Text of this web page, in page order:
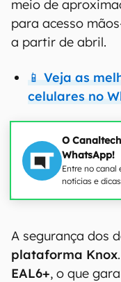
meio de
para acesso
a partir de abril.
📱 Veja as
celulares no
O
WhatsApp!
Entre no canal
notícias e
A segurança dos
plataforma Knox
EAL6+, o que